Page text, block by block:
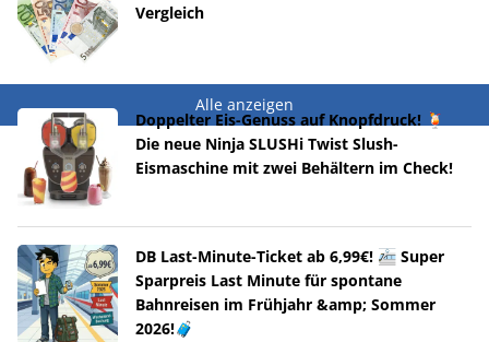
Vergleich
Alle anzeigen
Doppelter Eis-Genuss auf Knopfdruck! 🍹
Die neue Ninja SLUSHi Twist Slush-
Eismaschine mit zwei Behältern im Check!
DB Last-Minute-Ticket ab 6,99€! 🚈 Super
Sparpreis Last Minute für spontane
Bahnreisen im Frühjahr &amp; Sommer
2026!🧳